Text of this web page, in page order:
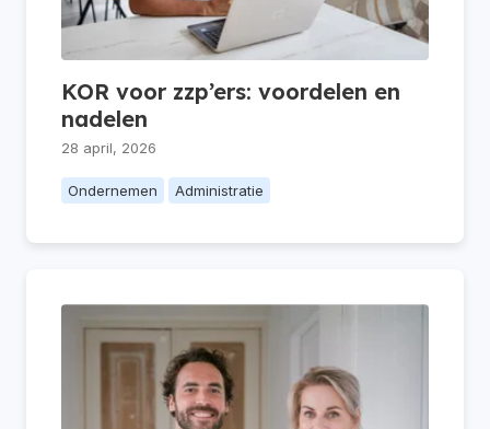
KOR voor zzp’ers: voordelen en
nadelen
28 april, 2026
Ondernemen Administratie